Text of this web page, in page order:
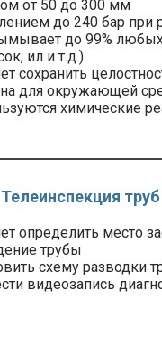
от 50 до 300 мм
до 240 бар при
до 99%
ил и т.д.)
сохранить
для окружающей
химические
Телеинспекция труб
определить место
трубы
схему разводки
видеозапись